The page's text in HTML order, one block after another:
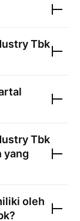
Tbk
Tbk
yang
oleh
?